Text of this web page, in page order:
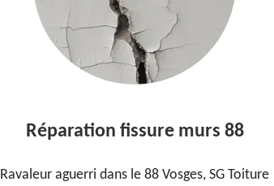
Réparation fissure murs 88
Ravaleur aguerri dans le 88 Vosges, SG Toiture